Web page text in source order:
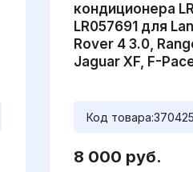
кондиционера
LR057691 для
Rover 4 3.0,
Jaguar XF, F-
Код товара:370425
8 000 руб.